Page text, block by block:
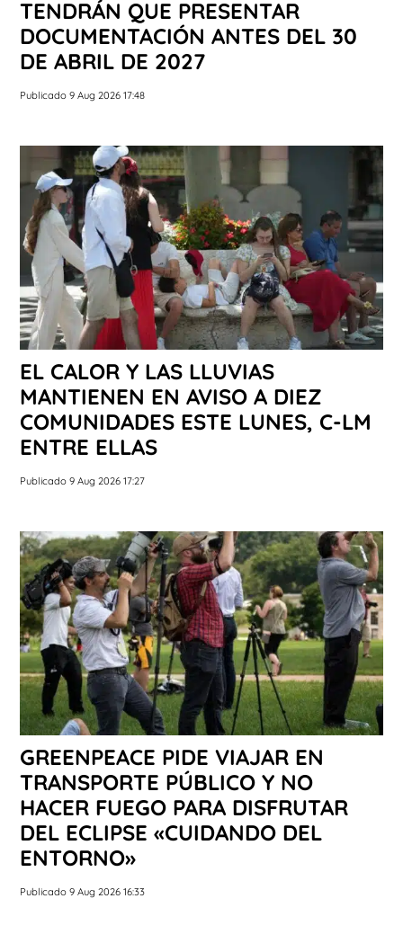
TENDRÁN QUE PRESENTAR
DOCUMENTACIÓN ANTES DEL 30
DE ABRIL DE 2027
Publicado 9 Aug 2026 17:48
EL CALOR Y LAS LLUVIAS
MANTIENEN EN AVISO A DIEZ
COMUNIDADES ESTE LUNES, C-LM
ENTRE ELLAS
Publicado 9 Aug 2026 17:27
GREENPEACE PIDE VIAJAR EN
TRANSPORTE PÚBLICO Y NO
HACER FUEGO PARA DISFRUTAR
DEL ECLIPSE «CUIDANDO DEL
ENTORNO»
Publicado 9 Aug 2026 16:33